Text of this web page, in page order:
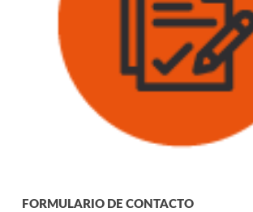
FORMULARIO DE CONTACTO